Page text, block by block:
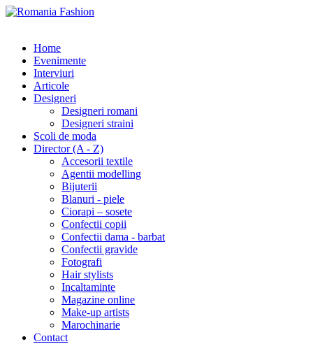
Home
Evenimente
Interviuri
Articole
Designeri
Designeri romani
Designeri straini
Scoli de moda
Director (A - Z)
Accesorii textile
Agentii modelling
Bijuterii
Blanuri - piele
Ciorapi – sosete
Confectii copii
Confectii dama - barbat
Confectii gravide
Fotografi
Hair stylists
Incaltaminte
Magazine online
Make-up artists
Marochinarie
Contact